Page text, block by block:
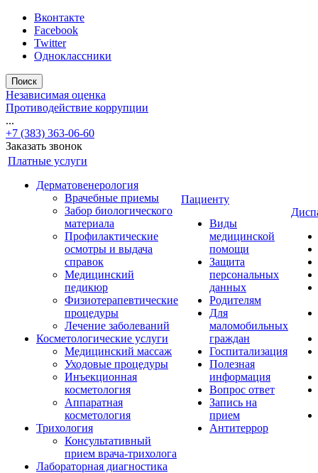
Вконтакте
Facebook
Twitter
Одноклассники
Поиск
Независимая оценка
Противодействие коррупции
...
+7 (383) 363-06-60
Заказать звонок
Платные услуги
Дерматовенерология
Врачебные приемы
Забор биологического
материала
Профилактические
осмотры и выдача
справок
Медицинский
педикюр
Физиотерапевтические
процедуры
Лечение заболеваний
Косметологические услуги
Медицинский массаж
Уходовые процедуры
Инъекционная
косметология
Аппаратная
косметология
Трихология
Консультативный
прием врача-трихолога
Лабораторная диагностика
Пациенту
Виды
медицинской
помощи
Защита
персональных
данных
Родителям
Для
маломобильных
граждан
Госпитализация
Полезная
информация
Вопрос ответ
Запись на
прием
Антитеррор